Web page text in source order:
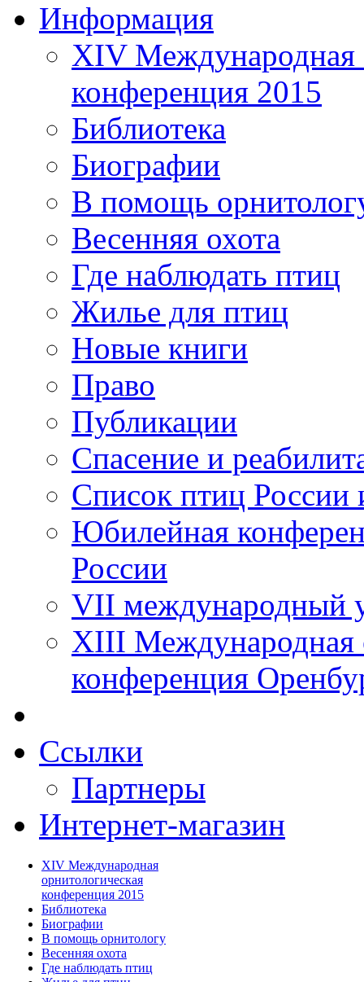
Информация
XIV Международная
конференция 2015
Библиотека
Биографии
В помощь
Весенняя охота
Где наблюдать птиц
Жилье для птиц
Новые книги
Право
Публикации
Спасение и
Список птиц России
Юбилейная
России
VII международный
XIII Международная
конференция
Ссылки
Партнеры
Интернет-магазин
XIV Международная
орнитологическая
конференция 2015
Библиотека
Биографии
В помощь орнитологу
Весенняя охота
Где наблюдать птиц